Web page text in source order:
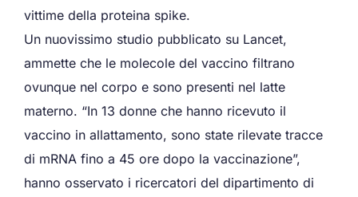
vittime della proteina spike.
Un nuovissimo studio pubblicato su Lancet,
ammette che le molecole del vaccino filtrano
ovunque nel corpo e sono presenti nel latte
materno. “In 13 donne che hanno ricevuto il
vaccino in allattamento, sono state rilevate tracce
di mRNA fino a 45 ore dopo la vaccinazione”,
hanno osservato i ricercatori del dipartimento di